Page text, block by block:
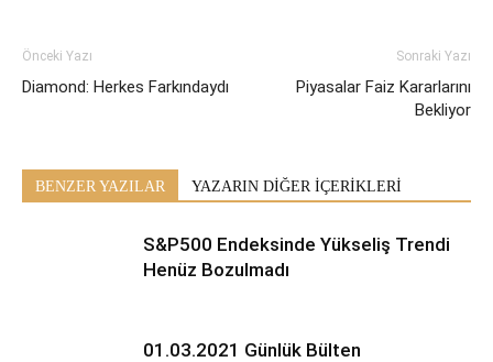
Önceki Yazı
Diamond: Herkes Farkındaydı
Sonraki Yazı
Piyasalar Faiz Kararlarını
Bekliyor
BENZER YAZILAR YAZARIN DİĞER İÇERİKLERİ
S&P500 Endeksinde Yükseliş Trendi
Henüz Bozulmadı
01.03.2021 Günlük Bülten